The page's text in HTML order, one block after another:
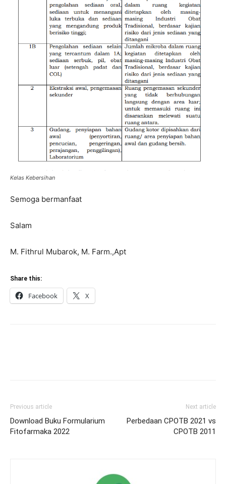
Kelas Kebersihan
Semoga bermanfaat
Salam
M. Fithrul Mubarok, M. Farm.,Apt
Share this:
Facebook X
Previous article
Download Buku Formularium
Fitofarmaka 2022
Next article
Perbedaan CPOTB 2021 vs
CPOTB 2011